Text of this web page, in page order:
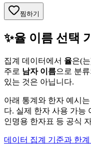
찜하기
✨율 이름 선택
집계 데이터에서 율은(
주로 남자이름으로 분
있는 것은 아닙니다.
아래 통계와 한자 예시
다. 실제 한자 사용 가능
인명용 한자표 등 공식
데이터 집계 기준과 한계